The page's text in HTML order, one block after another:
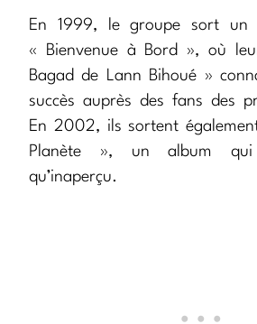
En 1999, le groupe sort un
« Bienvenue à Bord », où
Bagad de Lann Bihoué »
succès auprès des fans des
En 2002, ils sortent
Planète », un album qui
qu’inaperçu.